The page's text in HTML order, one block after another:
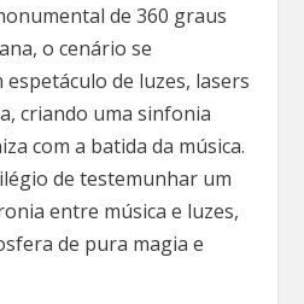
de 360 graus
o cenário se
de luzes, lasers
criando uma sinfonia
com a batida da música.
de testemunhar um
entre música e luzes,
de pura magia e